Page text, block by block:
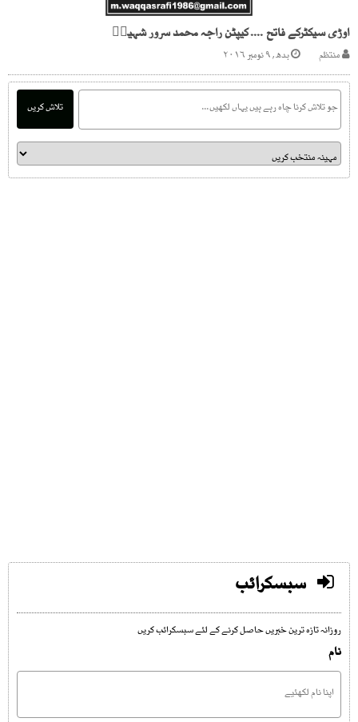
اوڑی سیکٹرکے فاتح .... کیپٹن راجہ محمد سرور شہیدؒ
منتظم بدھ, ۹ نومبر ۲۰۱۶
تلاش کریں
سبسکرائب
روزانہ تازہ ترین خبریں حاصل کرنے کے لئے سبسکرائب کریں
نام